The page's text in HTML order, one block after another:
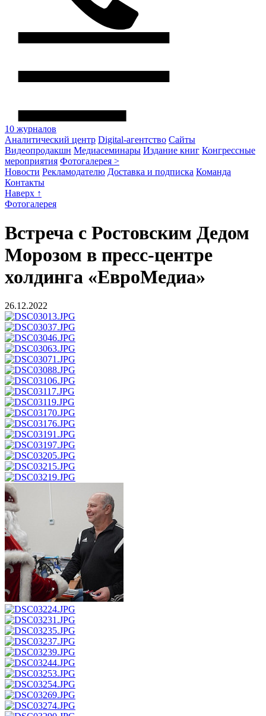
10 журналов
Аналитический центр Digital-агентство Сайты
Видеопродакшн Медиасеминары Издание книг Конгрессные
мероприятия Фотогалерея >
Новости Рекламодателю Доставка и подписка Команда
Контакты
Наверх ↑
Фотогалерея
Встреча с Ростовским Дедом
Морозом в пресс-центре
холдинга «ЕвроМедиа»
26.12.2022